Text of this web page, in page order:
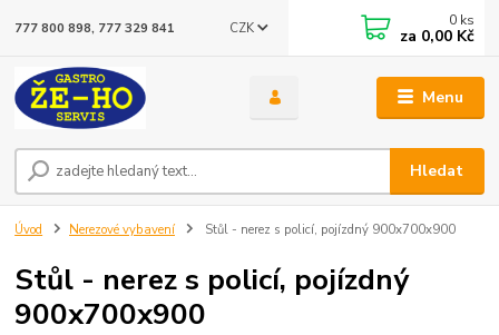
Menu
CZK
Hledat
777 800 898, 777 329 841 0 ks
za 0,00 Kč
Úvod Nerezové vybavení Stůl - nerez s policí, pojízdný 900x700x900
Stůl - nerez s policí, pojízdný
900x700x900